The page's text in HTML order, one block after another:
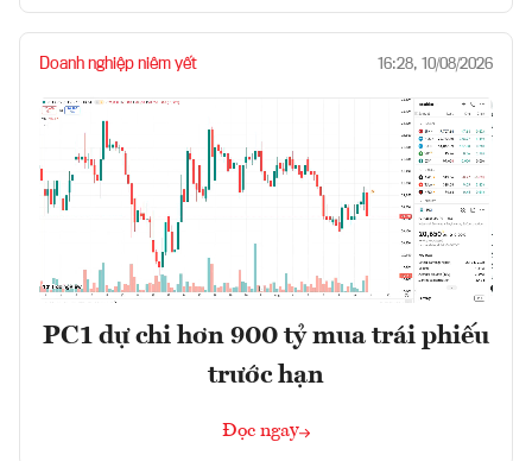
Doanh nghiệp niêm yết 16:28, 10/08/2026
PC1 dự chi hơn 900 tỷ mua trái phiếu
trước hạn
Đọc ngay